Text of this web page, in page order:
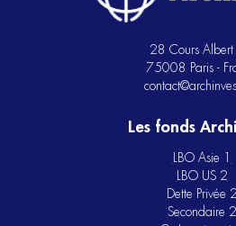
28 Cours
75008 Paris -
Les fonds
LBO Asie 1
LBO US 2
Dette Privée 2
Secondaire 2